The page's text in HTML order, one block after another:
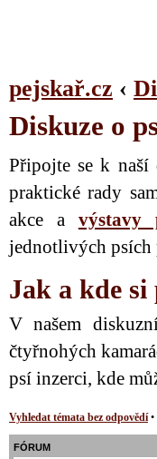
pejskař.cz ‹
Diskuze o
Připojte se k naší
praktické rady
akce a výstavy
jednotlivých psích
Jak a kde
V našem
čtyřnohých
psí inzerci, kde
Vyhledat témata bez odpovědí•
FÓRUM